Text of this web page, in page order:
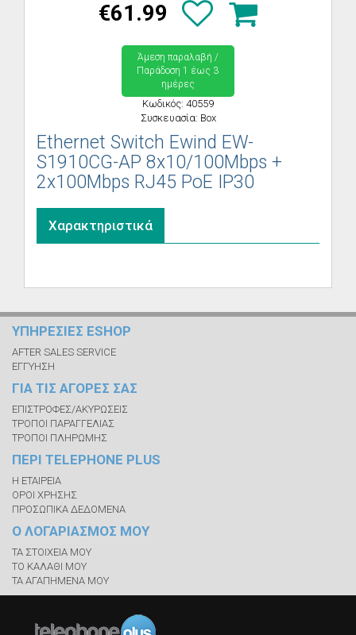
€61.99
Άμεση παραλαβή /
Παράδoση 1 έως 3
ημέρες
Κωδικός: 40559
Συσκευασία: Box
Ethernet Switch Ewind EW-
S1910CG-AP 8x10/100Mbps +
2x100Mbps RJ45 PoE IP30
Χαρακτηριστικά
ΥΠΗΡΕΣΙΕΣ ESHOP
AFTER SALES SERVICE
ΕΓΓΥΗΣΗ
ΓΙΑ ΤΙΣ ΑΓΟΡΕΣ ΣΑΣ
ΕΠΙΣΤΡΟΦΕΣ/ΑΚΥΡΩΣΕΙΣ
ΤΡΟΠΟΙ ΠΑΡΑΓΓΕΛΙΑΣ
ΤΡΟΠΟΙ ΠΛΗΡΩΜΗΣ
ΠΕΡΙ TELEPHONE PLUS
Η ΕΤΑΙΡΕΙΑ
ΟΡΟΙ ΧΡΗΣΗΣ
ΠΡΟΣΩΠΙΚΑ ΔΕΔΟΜΕΝΑ
Ο ΛΟΓΑΡΙΑΣΜΟΣ ΜΟΥ
ΤΑ ΣΤΟΙΧΕΙΑ ΜΟΥ
ΤΟ ΚΑΛΑΘΙ ΜΟΥ
ΤΑ ΑΓΑΠΗΜΕΝΑ ΜΟΥ